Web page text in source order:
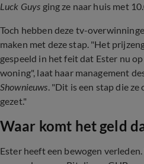
Luck Guys ging ze naar huis met
Toch hebben deze tv-
maken met deze stap. "Het
gespeeld in het feit dat Ester nu
woning", laat haar management
Shownieuws. "Dit is een stap die
gezet."
Waar komt het geld
Ester heeft een bewogen